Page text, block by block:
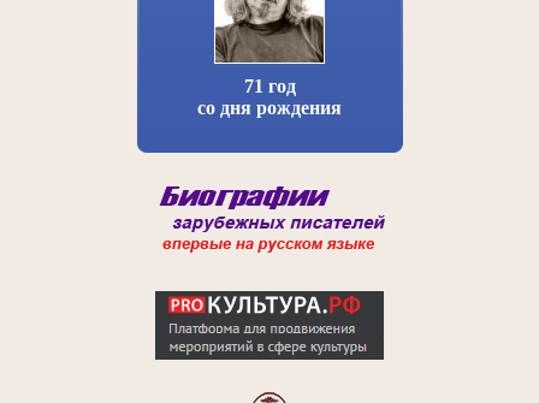
71 год
со дня рождения